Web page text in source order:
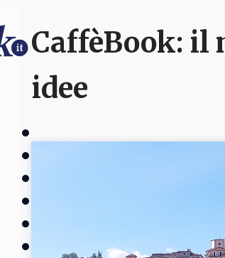
CaffèBook: il
idee